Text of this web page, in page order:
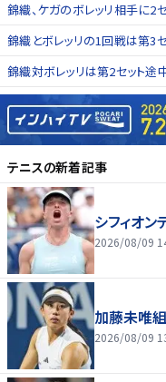
錦織、ケガのボレッリ相手に2
錦織とボレッリの1回戦は第3
錦織対ボレッリは第2セット
テニスの新着記事
シフィオ
2026/08/09
加藤未唯
2026/08/09